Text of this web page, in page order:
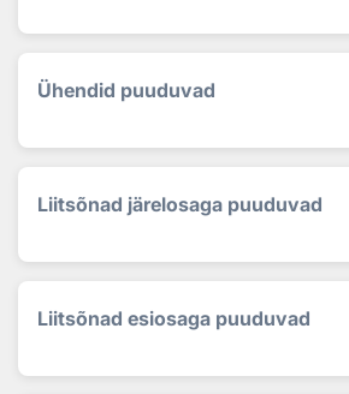
Ühendid puuduvad
Liitsõnad järelosaga puuduvad
Liitsõnad esiosaga puuduvad